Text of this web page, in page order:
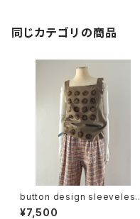
同じカテゴリの商品
button design sleeveless
tops
¥7,500